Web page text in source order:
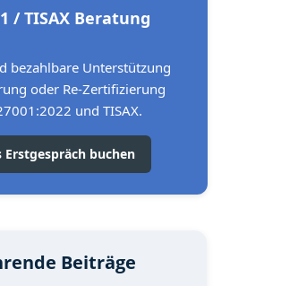
/ TISAX Beratung
bezahlbare Unterstützung
oder Re-Zertifizierung
und TISAX.
Erstgespräch buchen
Beiträge